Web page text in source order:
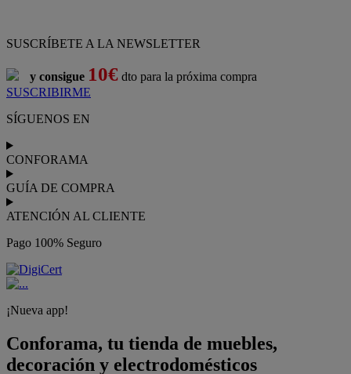
SUSCRÍBETE A LA NEWSLETTER
y consigue 10€ dto para la próxima compra
SUSCRIBIRME
SÍGUENOS EN
CONFORAMA
GUÍA DE COMPRA
ATENCIÓN AL CLIENTE
Pago 100% Seguro
¡Nueva app!
Conforama, tu tienda de muebles,
decoración y electrodomésticos